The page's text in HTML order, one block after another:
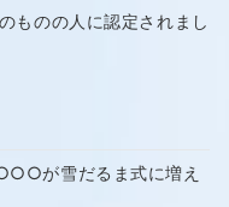
ものの人に認定されまし
が雪だるま式に増え